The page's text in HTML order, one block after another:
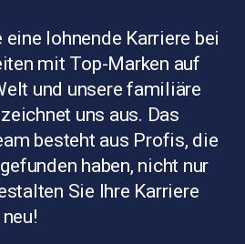
eine lohnende Karriere bei
mit Top-Marken auf
und unsere familiäre
uns aus. Das
besteht aus Profis, die
haben, nicht nur
Sie Ihre Karriere